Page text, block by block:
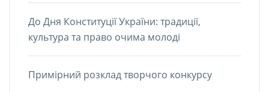
До Дня Конституції України: традиції,
культура та право очима молоді
Примірний розклад творчого конкурсу